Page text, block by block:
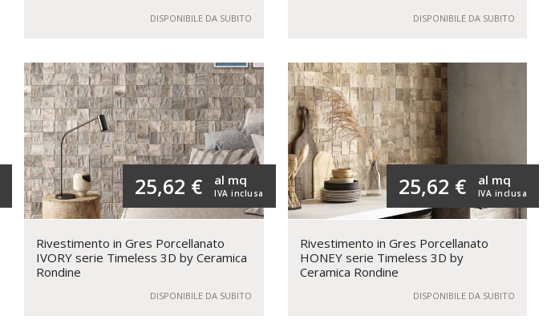
DISPONIBILE DA SUBITO DISPONIBILE DA SUBITO
25,62 € IVA inclusa
al mq
Rivestimento in Gres Porcellanato
IVORY serie Timeless 3D by Ceramica
Rondine
DISPONIBILE DA SUBITO
25,62 € IVA inclusa
al mq
Rivestimento in Gres Porcellanato
HONEY serie Timeless 3D by
Ceramica Rondine
DISPONIBILE DA SUBITO